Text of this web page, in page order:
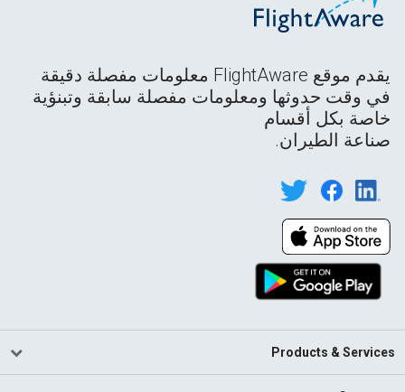
يقدم موقع FlightAware معلومات مفصلة دقيقة
في وقت حدوثها ومعلومات مفصلة سابقة وتبنؤية
خاصة بكل أقسام
صناعة الطيران.
Products & Services